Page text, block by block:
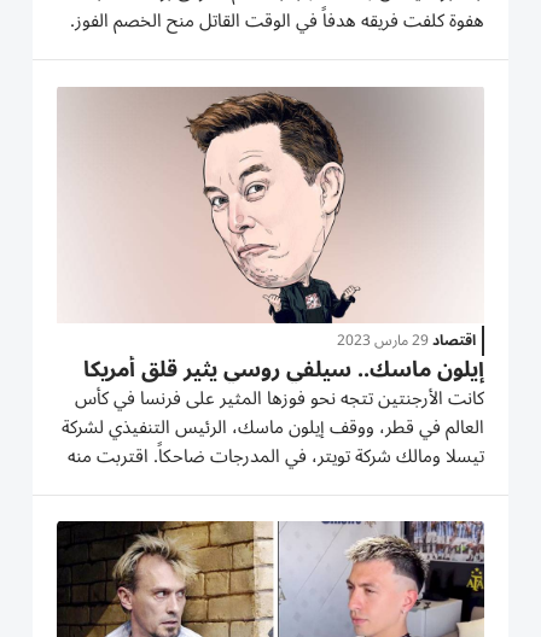
هفوة كلفت فريقه هدفاً في الوقت القاتل منح الخصم الفوز.
وفي التفاصيل، لم يستطع سيلسن حارس منتخب هولندا
في مونديال قطر ولاعب أياكس وفالنسيا وبرشلونة سابقاً منع
اقتصاد29 مارس 2023
إيلون ماسك.. سيلفي روسي يثير قلق أمريكا
كانت الأرجنتين تتجه نحو فوزها المثير على فرنسا في كأس
العالم في قطر، ووقف إيلون ماسك، الرئيس التنفيذي لشركة
تيسلا ومالك شركة تويتر، في المدرجات ضاحكاً. اقتربت منه
امرأة وطلبت أن تتصور معه صورة «سيلفي»، وقد تحدثت
معه لفترة وجيزة وغادرت، وذلك وفقاً لمقطع فيديو قصير
للقاء...